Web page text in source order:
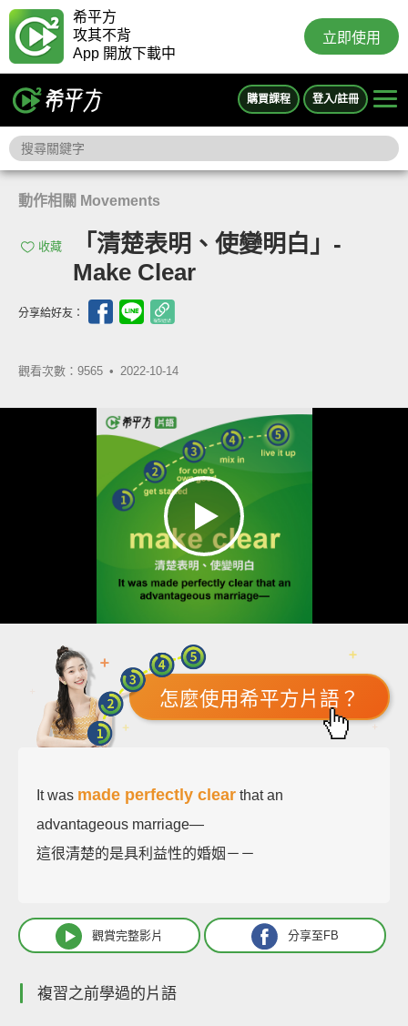
希平方
攻其不背
App 開放下載中
立即使用
購買課程 登入/註冊
動作相關 Movements
收藏
「清楚表明、使變明白」-
Make Clear
分享給好友：
觀看次數：9565 • 2022-10-14
怎麼使用希平方片語？
It was made perfectly clear that an
advantageous marriage—
這很清楚的是具利益性的婚姻－－
觀賞完整影片 分享至FB
複習之前學過的片語